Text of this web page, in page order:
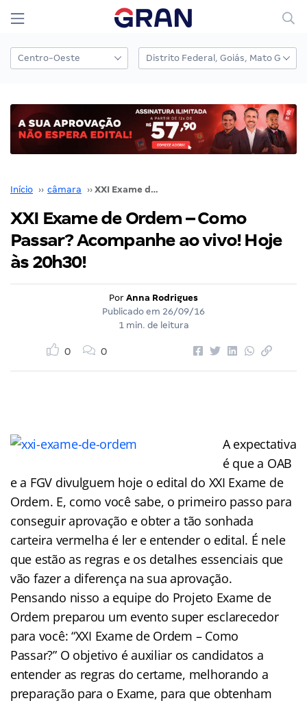
Início ›› câmara ›› XXI Exame de Ordem – Como Passar? Acompanhe ao vivo! Hoje às 20h30!
XXI Exame de Ordem – Como
Passar? Acompanhe ao vivo! Hoje
às 20h30!
Por Anna Rodrigues
Publicado em 26/09/16
1 min. de leitura
0 0
A expectativa
é que a OAB
e a FGV divulguem hoje o edital do XXI Exame de
Ordem. E, como você sabe, o primeiro passo para
conseguir aprovação e obter a tão sonhada
carteira vermelha é ler e entender o edital. É nele
que estão as regras e os detalhes essenciais que
vão fazer a diferença na sua aprovação.
Pensando nisso a equipe do Projeto Exame de
Ordem preparou um evento super esclarecedor
para você: “XXI Exame de Ordem – Como
Passar?” O objetivo é auxiliar os candidatos a
entender as regras do certame, melhorando a
preparação para o Exame, para que obtenham